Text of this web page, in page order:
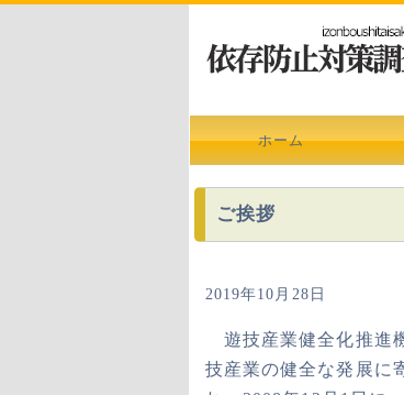
ホーム
ご挨拶
2019年10月28日
遊技産業健全化推進
技産業の健全な発展に